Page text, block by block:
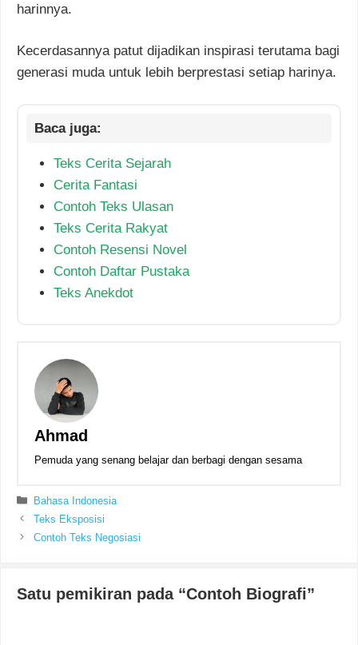
harinnya.
Kecerdasannya patut dijadikan inspirasi terutama bagi
generasi muda untuk lebih berprestasi setiap harinya.
Teks Cerita Sejarah
Cerita Fantasi
Contoh Teks Ulasan
Teks Cerita Rakyat
Contoh Resensi Novel
Contoh Daftar Pustaka
Teks Anekdot
Ahmad
Pemuda yang senang belajar dan berbagi dengan sesama
Kategori
Bahasa Indonesia
Teks Eksposisi
Contoh Teks Negosiasi
Satu pemikiran pada “Contoh Biografi”